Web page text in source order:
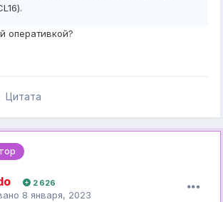
оперативкой?
Цитата
2 626
8 января, 2023